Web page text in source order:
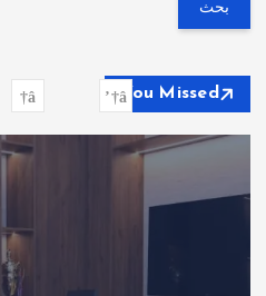
ح
ع
You Missed